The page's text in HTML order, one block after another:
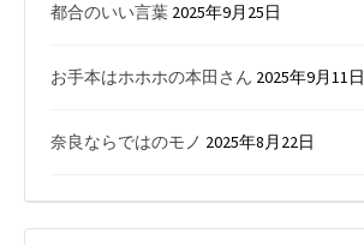
都合のいい言葉 2025年9月25日
お手本はホホホの本田さん 2025年9月11日
奈良ならではのモノ 2025年8月22日